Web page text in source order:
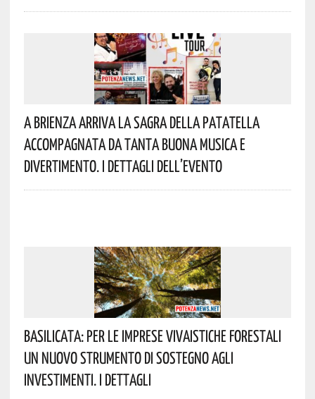
A Brienza Arriva La Sagra Della Patatella
Accompagnata Da Tanta Buona Musica E
Divertimento. I Dettagli Dell’evento
Basilicata: Per Le Imprese Vivaistiche Forestali
Un Nuovo Strumento Di Sostegno Agli
Investimenti. I Dettagli